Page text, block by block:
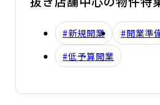
#新規開業 #開業準
#低予算開業